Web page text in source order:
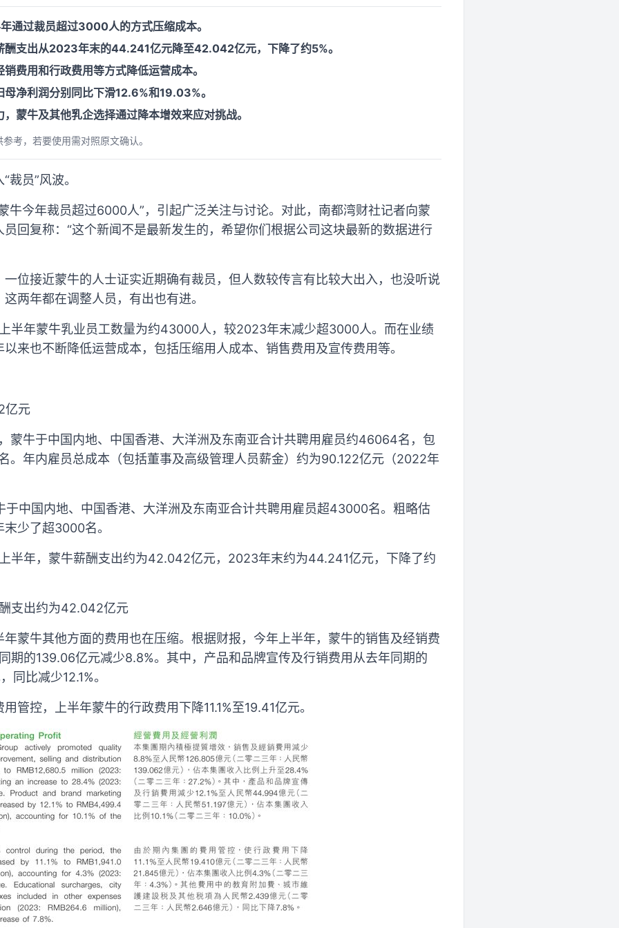
通过裁员超过3000人的方式压缩成本。
酬支出从2023年末的44.241亿元降至42.042亿元，下降了约5%。
费用和行政费用等方式降低运营成本。
净利润分别同比下滑12.6%和19.03%。
蒙牛及其他乳企选择通过降本增效来应对挑战。
考，若要使用需对照原文确认。
裁员”风波。
牛今年裁员超过6000人”，引起广泛关注与讨论。对此，南都湾财社记者向蒙
回复称：“这个新闻不是最新发生的，希望你们根据公司这块最新的数据进行
位接近蒙牛的人士证实近期确有裁员，但人数较传言有比较大出入，也没听说
两年都在调整人员，有出也有进。
半年蒙牛乳业员工数量为约43000人，较2023年末减少超3000人。而在业绩
来也不断降低运营成本，包括压缩用人成本、销售费用及宣传费用等。
亿元
蒙牛于中国内地、中国香港、大洋洲及东南亚合计共聘用雇员约46064名，包
。年内雇员总成本（包括董事及高级管理人员薪金）约为90.122亿元（2022年
中国内地、中国香港、大洋洲及东南亚合计共聘用雇员超43000名。粗略估
少了超3000名。
半年，蒙牛薪酬支出约为42.042亿元，2023年末约为44.241亿元，下降了约
支出约为42.042亿元
蒙牛其他方面的费用也在压缩。根据财报，今年上半年，蒙牛的销售及经销费
期的139.06亿元减少8.8%。其中，产品和品牌宣传及行销费用从去年同期的
同比减少12.1%。
管控，上半年蒙牛的行政费用下降11.1%至19.41亿元。